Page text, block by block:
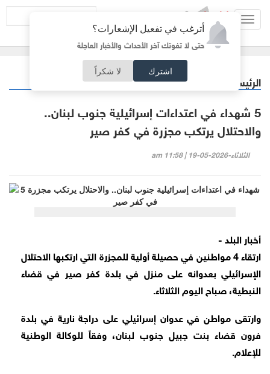
أترغب في تفعيل الإشعارات؟
حتى لا تفوتك آخر الأحداث والأخبار العاجلة
اشترك لا شكراً
الرئيسية عربي دولي
5 شهداء في اعتداءات إسرائيلية جنوب لبنان..
والاحتلال يرتكب مجزرة في كفر صير
الثلاثاء-2026-05-19 | 11:58 am
أخبار البلد -
ارتقاء 4 مواطنين في حصيلة أولية للمجزرة التي ارتكبها الاحتلال
الإسرائيلي بعدوانه على منزل في بلدة كفر صير في قضاء
النبطية، صباح اليوم الثلاثاء.
وارتقى مواطن في عدوان إسرائيلي على دراجة نارية في بلدة
فرون قضاء بنت جبيل جنوب لبنان، وفقاً للوكالة الوطنية
للإعلام.